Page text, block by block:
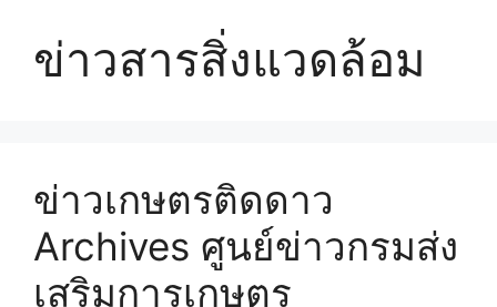
ข่าวสารสิ่งแวดล้อม
ข่าวเกษตรติดดาว
Archives ศูนย์ข่าวกรมส่ง
เสริมการเกษตร